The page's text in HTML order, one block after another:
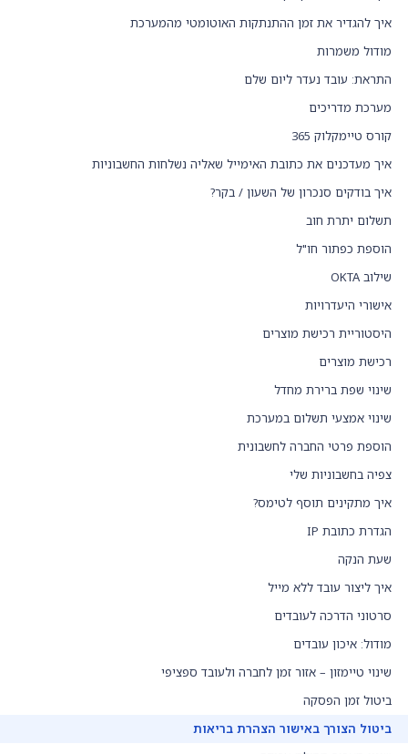
איך להגדיר את זמן ההתנתקות האוטומטי מהמערכת
מודול משמרות
התראת: עובד נעדר ליום שלם
מערכת מדריכים
קורס טיימקלוק 365
איך מעדכנים את כתובת האימייל שאליה נשלחות החשבוניות
איך בודקים סנכרון של השעון / בקר?
תשלום יתרת חוב
הוספת כפתור חו"ל
שילוב OKTA
אישורי היעדרויות
היסטוריית רכישת מוצרים
רכישת מוצרים
שינוי שפת ברירת מחדל
שינוי אמצעי תשלום במערכת
הוספת פרטי החברה לחשבונית
צפיה בחשבוניות שלי
איך מתקינים תוסף לטימס?
הגדרת כתובת IP
שעת הנקה
איך ליצור עובד ללא מייל
סרטוני הדרכה לעובדים
מודול: איכון עובדים
שינוי טיימזון – אזור זמן לחברה ולעובד ספציפי
ביטול זמן הפסקה
ביטול הצורך באישור הצהרת בריאות